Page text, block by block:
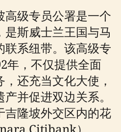
高级专员公署是一个
斯威士兰王国与马
联系纽带。该高级专
年，不仅提供全面
还充当文化大使，
并促进双边关系。
吉隆坡外交区内的花